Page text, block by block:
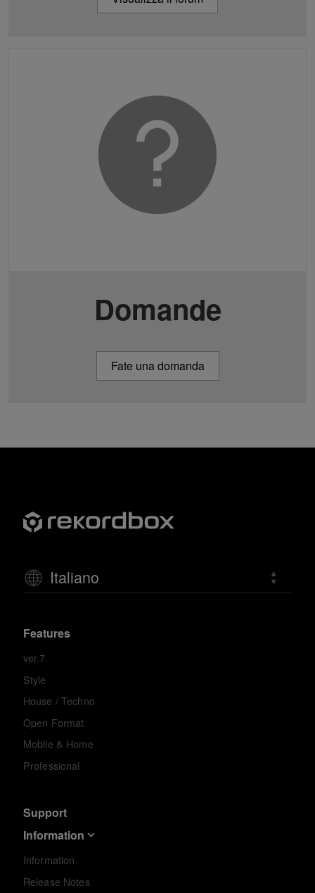
Domande
Fate una domanda
Italiano
Features
ver.7
Style
House / Techno
Open Format
Mobile & Home
Professional
Support
Information
Information
Release Notes